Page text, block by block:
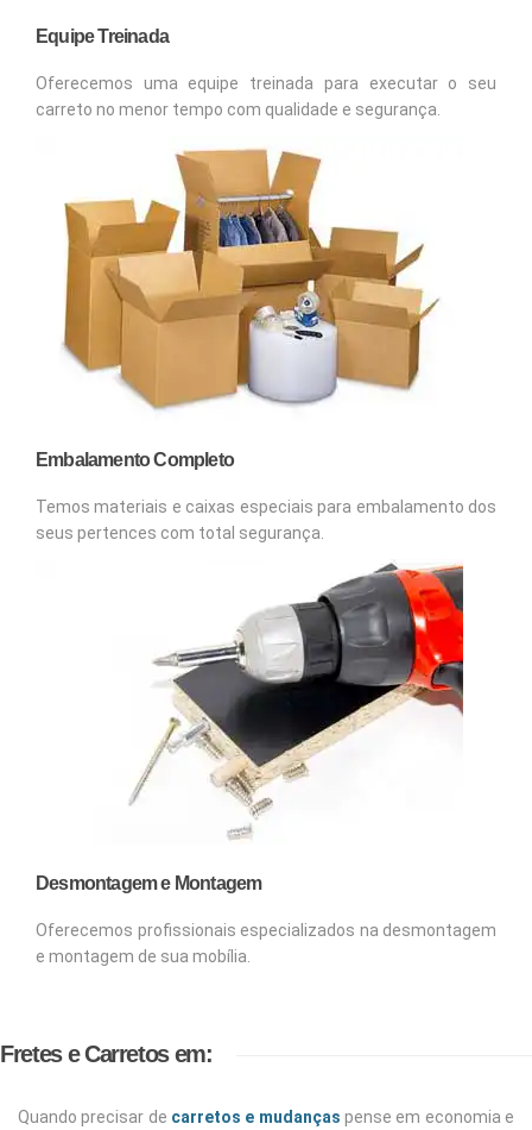
Equipe Treinada
Oferecemos uma equipe treinada para executar o seu
carreto no menor tempo com qualidade e segurança.
Embalamento Completo
Temos materiais e caixas especiais para embalamento dos
seus pertences com total segurança.
Desmontagem e Montagem
Oferecemos profissionais especializados na desmontagem
e montagem de sua mobília.
Fretes e Carretos em:
Quando precisar de carretos e mudanças pense em economia e